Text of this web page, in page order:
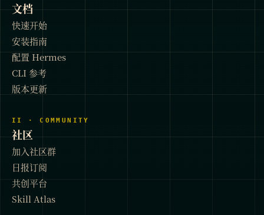
文档
快速开始
安装指南
配置 Hermes
CLI 参考
版本更新
II · COMMUNITY
社区
加入社区群
日报订阅
共创平台
Skill Atlas